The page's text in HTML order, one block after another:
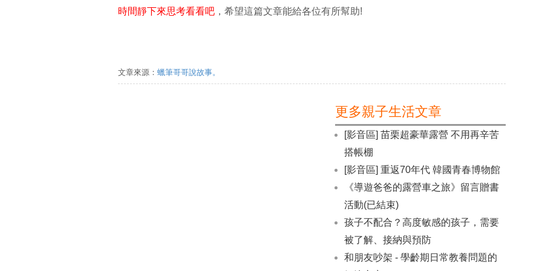
時間靜下來思考看看吧 ，希望這篇文章能給各位有所幫助!
文章來源： 蠟筆哥哥說故事。
更多親子生活文章
[影音區] 苗栗超豪華露營 不用再辛苦
搭帳棚
[影音區] 重返70年代 韓國青春博物館
《導遊爸爸的露營車之旅》留言贈書
活動(已結束)
孩子不配合？高度敏感的孩子，需要
被了解、接納與預防
和朋友吵架 - 學齡期日常教養問題的